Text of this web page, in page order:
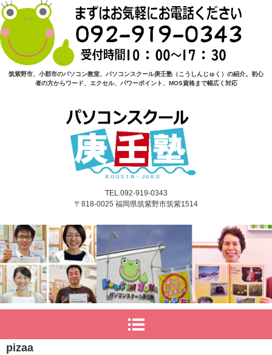
筑紫野市、小郡市のパソコン教室、パソコンスクール庚壬塾（こうしんじゅく）の紹介。初心
者の方からワード、エクセル、パワーポイント、MOS資格まで幅広く対応
TEL.092-919-0343
〒818-0025 福岡県筑紫野市筑紫1514
pizaa